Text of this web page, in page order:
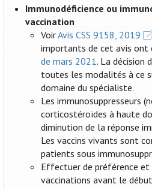
Immunodéficience ou
vaccination
VoirAvis CSS 9158, 2019
importants de cet avis ont
de mars 2021. La décision
toutes les modalités à ce
domaine du spécialiste.
Les immunosuppresseurs
corticostéroïdes à haute
diminution de la réponse
Les vaccins vivants sont
patients sous
Effectuer de préférence et
vaccinations avant le